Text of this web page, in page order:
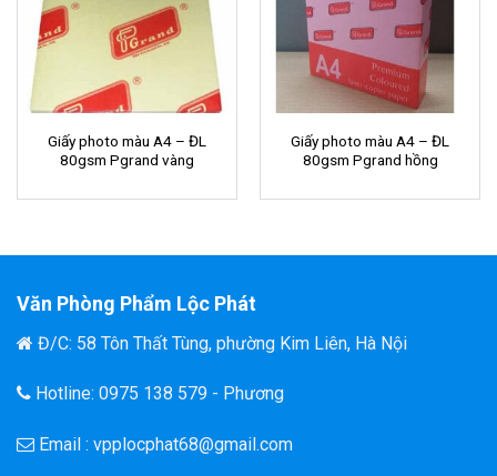
Giấy photo màu A4 – ĐL
80gsm Pgrand vàng
Giấy photo màu A4 – ĐL
80gsm Pgrand hồng
Văn Phòng Phẩm Lộc Phát
Đ/C: 58 Tôn Thất Tùng, phường Kim Liên, Hà Nội
Hotline: 0975 138 579 - Phương
Email : vpplocphat68@gmail.com